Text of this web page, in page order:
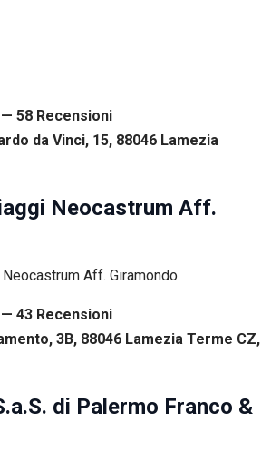
58 Recensioni
da Vinci, 15, 88046 Lamezia
Neocastrum Aff.
43 Recensioni
3B, 88046 Lamezia Terme CZ,
di Palermo Franco &